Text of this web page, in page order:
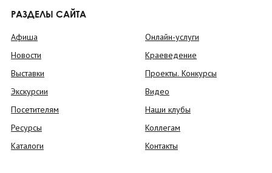
РАЗДЕЛЫ САЙТА
Афиша
Новости
Выставки
Экскурсии
Посетителям
Ресурсы
Каталоги
Онлайн-услуги
Краеведение
Проекты. Конкурсы
Видео
Наши клубы
Коллегам
Контакты